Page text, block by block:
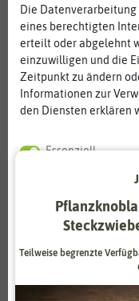
Baumpflege für
Damit Bäume gesund
eine regelmäßige
der richtige
Schädlingen, die
Unterstützung bei
unterstützen.
umweltschonenden
Weitere Kategorien
Wundverschluss 4
Die
eines berechtigten
erteilt oder abgelehnt
einzuwilligen und die
Zeitpunkt zu ändern
Informationen zur
den Diensten erklären
Essenziell
Externe Medien
Weitere Einstellungen
Teilweise begrenzte